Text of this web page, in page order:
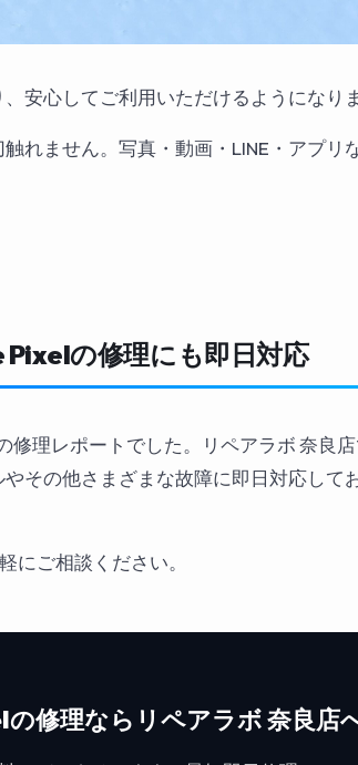
安心してご利用いただけるようになり
れません。写真・動画・LINE・アプリ
の修理にも即日対応
修理レポートでした。リペアラボ 奈良
その他さまざまな故障に即日対応して
にご相談ください。
修理ならリペアラボ 奈良店